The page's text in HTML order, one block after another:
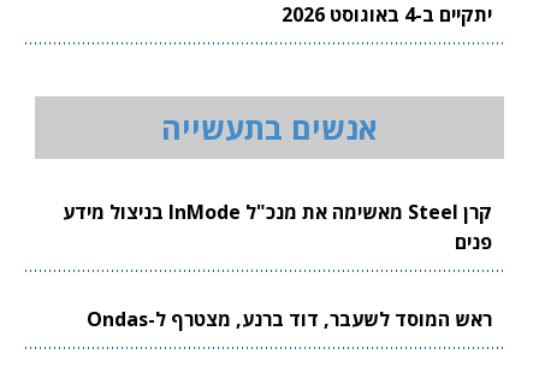
יתקיים ב-4 באוגוסט 2026
אנשים בתעשייה
קרן Steel מאשימה את מנכ"ל InMode בניצול מידע
פנים
ראש המוסד לשעבר, דוד ברנע, מצטרף ל-Ondas